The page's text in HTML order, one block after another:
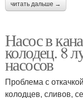
читать дальше →
Насос в
колодец. 8
насосов
Проблема с
колодцев, сливов,